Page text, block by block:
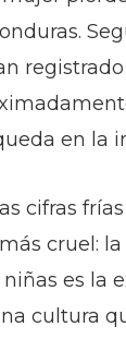
en la
cifras
cruel:
es la
cultura